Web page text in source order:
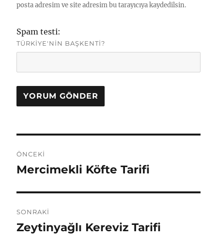
posta adresim ve site adresim bu tarayıcıya kaydedilsin.
Spam testi:
TÜRKIYE'NIN BAŞKENTI?
gezinmesi
ÖNCEKI
Önceki
Mercimekli Köfte Tarifi
SONRAKI
Sonraki
Zeytinyağlı Kereviz Tarifi